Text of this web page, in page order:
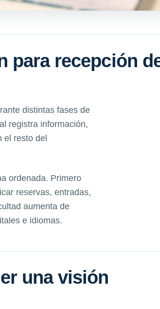
para recepción
distintas fases de
registra información,
el resto del
ordenada. Primero
reservas, entradas,
aumenta de
e idiomas.
una visión